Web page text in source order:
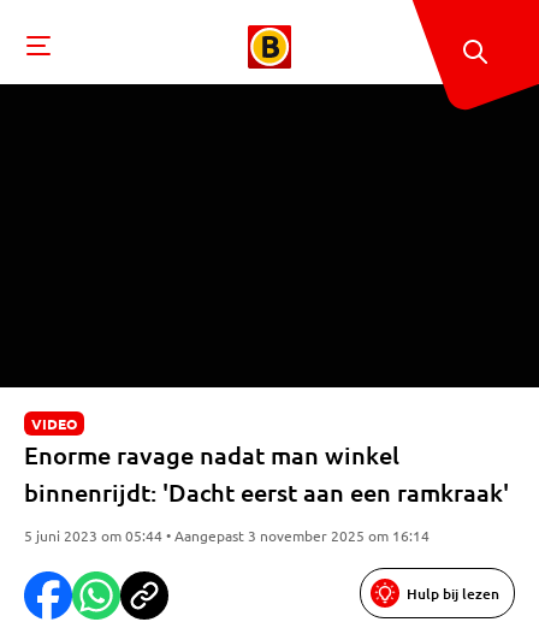
VIDEO
Enorme ravage nadat man winkel
binnenrijdt: 'Dacht eerst aan een ramkraak'
5 juni 2023 om 05:44 • Aangepast 3 november 2025 om 16:14
Hulp bij lezen